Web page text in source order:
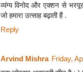
व्यंग्य विनोद और एक्शन से भरपूर
जो हमारा उत्साह बढ़ाती हैं .
Reply
Arvind Mishra Friday,